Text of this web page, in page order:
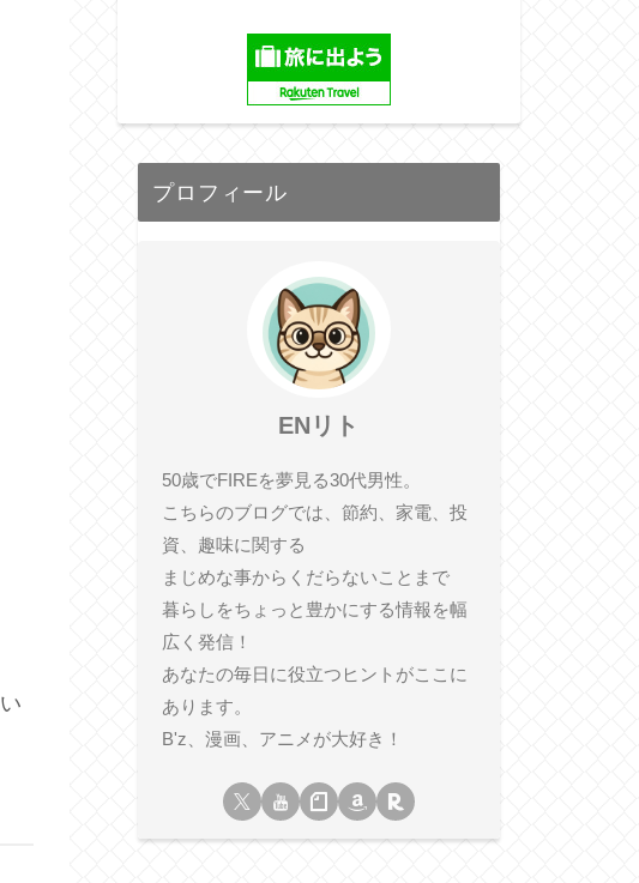
プロフィール
ENリト
50歳でFIREを夢見る30代男性。
こちらのブログでは、節約、家電、投
資、趣味に関する
まじめな事からくだらないことまで
暮らしをちょっと豊かにする情報を幅
広く発信！
あなたの毎日に役立つヒントがここに
あります。
B'z、漫画、アニメが大好き！